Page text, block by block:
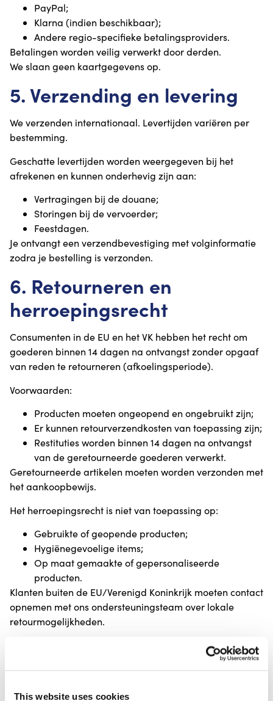
This website uses cookies
PayPal;
Klarna (indien beschikbaar);
Andere regio-specifieke betalingsproviders.
Betalingen worden veilig verwerkt door derden.
We slaan geen kaartgegevens op.
5. Verzending en levering
We verzenden internationaal. Levertijden variëren per
bestemming.
Geschatte levertijden worden weergegeven bij het
afrekenen en kunnen onderhevig zijn aan:
Vertragingen bij de douane;
Storingen bij de vervoerder;
Feestdagen.
Je ontvangt een verzendbevestiging met volginformatie
zodra je bestelling is verzonden.
6. Retourneren en
herroepingsrecht
Consumenten in de EU en het VK hebben het recht om
goederen binnen 14 dagen na ontvangst zonder opgaaf
van reden te retourneren (afkoelingsperiode).
Voorwaarden:
Producten moeten ongeopend en ongebruikt zijn;
Er kunnen retourverzendkosten van toepassing zijn;
Restituties worden binnen 14 dagen na ontvangst
van de geretourneerde goederen verwerkt.
Geretourneerde artikelen moeten worden verzonden met
het aankoopbewijs.
Het herroepingsrecht is niet van toepassing op:
Gebruikte of geopende producten;
Hygiënegevoelige items;
Op maat gemaakte of gepersonaliseerde
producten.
Klanten buiten de EU/Verenigd Koninkrijk moeten contact
opnemen met ons ondersteuningsteam over lokale
retourmogelijkheden.
7. Garantie & kwaliteit
worden geleverd met wettelijke garantierechten.